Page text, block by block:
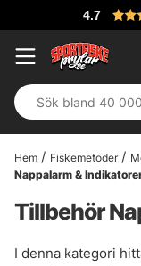
4.7
Hem Fiskemetoder
Nappalarm &
Tillbehör
I denna kategori